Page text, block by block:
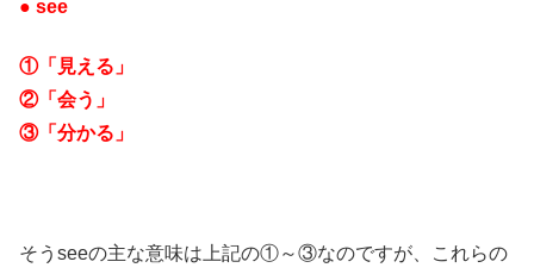
● see
①「見える」
②「会う」
③「分かる」
そうseeの主な意味は上記の①～③なのですが、これらの